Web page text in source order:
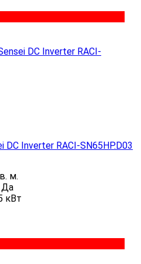
Inverter RACI-SN65HP.D03
м.
Да
кВт